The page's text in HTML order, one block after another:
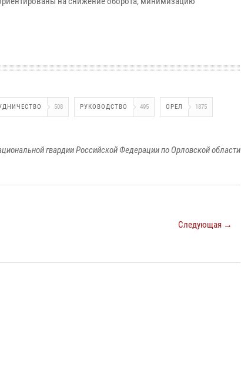
508 РУКОВОДСТВО 495 ОРЕЛ 1875
гвардии Российской Федерации по Орловской области
Следующая →